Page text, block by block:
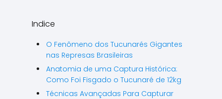
Indice
O Fenômeno dos Tucunarés Gigantes
nas Represas Brasileiras
Anatomia de uma Captura Histórica:
Como Foi Fisgado o Tucunaré de 12kg
Técnicas Avançadas Para Capturar